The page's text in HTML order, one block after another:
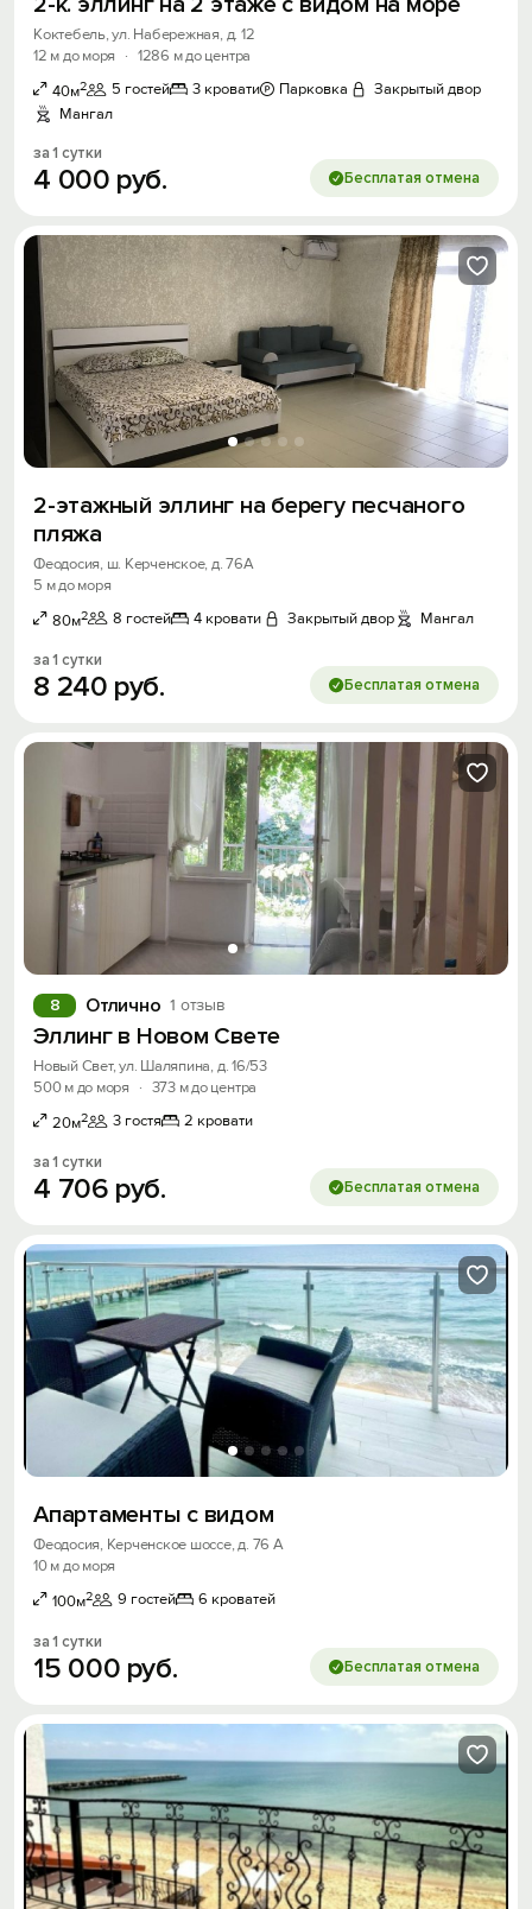
Коктебель, ул. Набережная, д. 12
12 м до моря
· 1286 м до центра
40м2 5 гостей 3 кровати Парковка
Закрытый двор
Мангал
за 1 сутки
4 000 руб. Бесплатая отмена
2-этажный эллинг на берегу песчаного
пляжа
Феодосия, ш. Керченское, д. 76А
5 м до моря
80м2 8 гостей 4 кровати Закрытый двор Мангал
за 1 сутки
8 240 руб. Бесплатая отмена
Отлично 1 отзыв
8
Эллинг в Новом Свете
Новый Свет, ул. Шаляпина, д. 16/53
500 м до моря
· 373 м до центра
20м2 3 гостя 2 кровати
за 1 сутки
4 706 руб. Бесплатая отмена
Апартаменты с видом
Феодосия, Керченское шоссе, д. 76 А
10 м до моря
100м2 9 гостей 6 кроватей
за 1 сутки
15 000 руб. Бесплатая отмена
Скидка −5%
Хочешь дешевле? Оставь почту и получи
промокод на первое бронирование!
Вход на сайт
Войти илиЗарегистрироваться